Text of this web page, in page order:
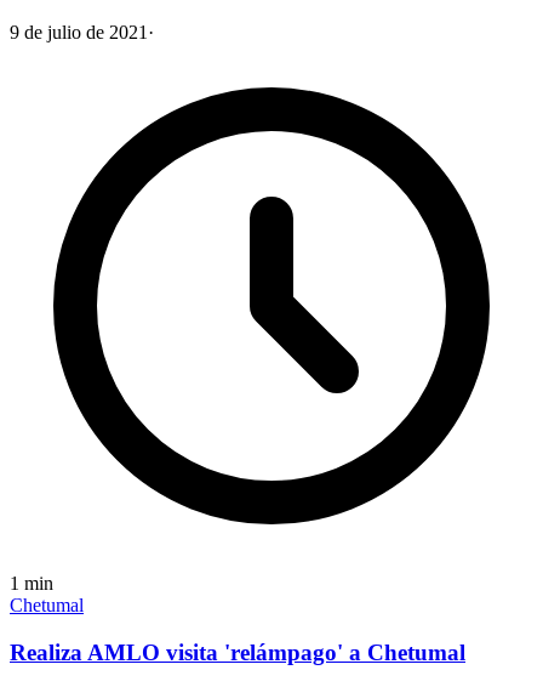
9 de julio de 2021 ·
1 min
Chetumal
Realiza AMLO visita 'relámpago' a Chetumal